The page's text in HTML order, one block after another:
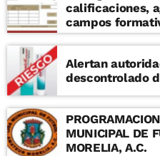
calificaciones,
campos
Alertan
descontrolado
MUNICIPAL DE
MORELIA, A.C.